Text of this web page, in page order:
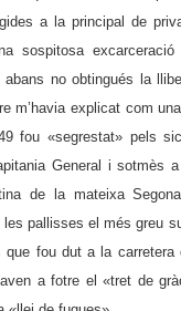
a la principal de
sospitosa
no obtingués la
m’havia explicat com
fou «segrestat» pels
General i sotmès
de la mateixa
les pallisses el més greu
fou dut a la carretera
a fotre el «tret de